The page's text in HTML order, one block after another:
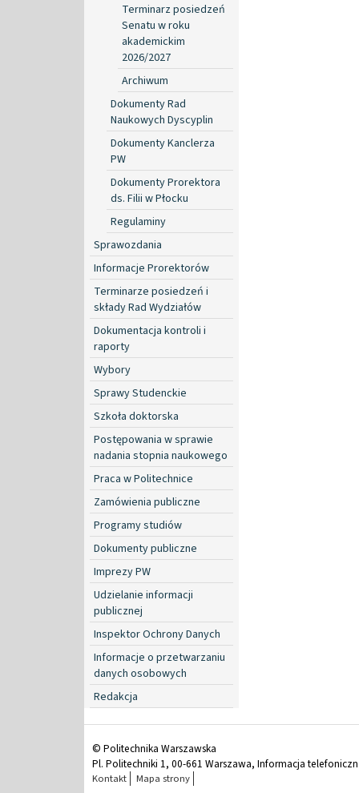
Terminarz posiedzeń
Senatu w roku
akademickim
2026/2027
Archiwum
Dokumenty Rad
Naukowych Dyscyplin
Dokumenty Kanclerza
PW
Dokumenty Prorektora
ds. Filii w Płocku
Regulaminy
Sprawozdania
Informacje Prorektorów
Terminarze posiedzeń i
składy Rad Wydziałów
Dokumentacja kontroli i
raporty
Wybory
Sprawy Studenckie
Szkoła doktorska
Postępowania w sprawie
nadania stopnia naukowego
Praca w Politechnice
Zamówienia publiczne
Programy studiów
Dokumenty publiczne
Imprezy PW
Udzielanie informacji
publicznej
Inspektor Ochrony Danych
Informacje o przetwarzaniu
danych osobowych
Redakcja
© Politechnika Warszawska
Pl. Politechniki 1, 00-661 Warszawa, Informacja
Kontakt Mapa strony